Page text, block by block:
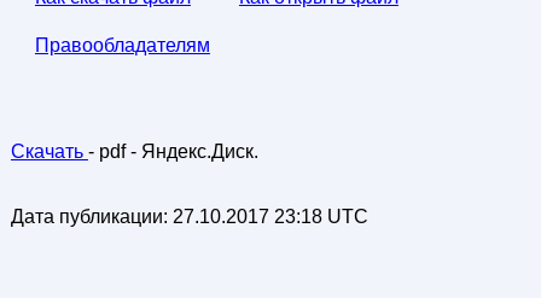
Правообладателям
Скачать - pdf - Яндекс.Диск.
Дата публикации: 27.10.2017 23:18 UTC